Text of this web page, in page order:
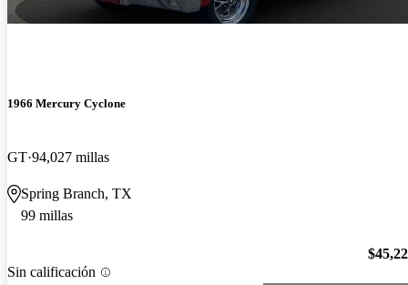
1966 Mercury Cyclone
GT 94,027 millas
Spring Branch, TX
99 millas
Sin calificación